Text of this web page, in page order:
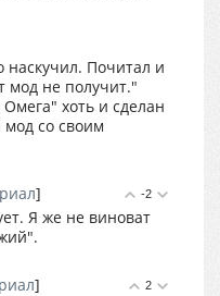
наскучил. Почитал и
мод не получит."
хоть и сделан
мод со своим
-2
]
Я же не виноват
2
]